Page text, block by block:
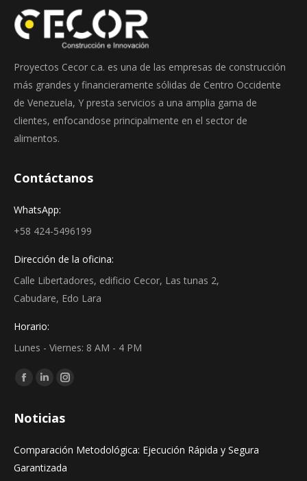
Proyectos Cecor c.a. es una de las empresas de construcción
más grandes y financieramente sólidas de Centro Occidente
de Venezuela, Y presta servicios a una amplia gama de
clientes, enfocandose principalmente en el sector de
alimentos.
Contáctanos
WhatsApp:
+58 424-5496199
Dirección de la oficina:
Calle Libertadores, edificio Cecor, Las tunas 2,
Cabudare, Edo Lara
Horario:
Lunes - Viernes: 8 AM - 4 PM
Find us on:
Facebook
opens
new
window
Linkedin
opens
new
window
Instagram
opens
new
window
Noticias
Comparación Metodológica: Ejecución Rápida y Segura
Garantizada